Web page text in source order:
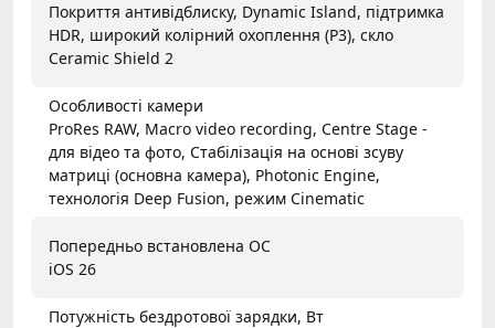
Покриття антивідблиску, Dynamic Island, підтримка
HDR, широкий колірний охоплення (P3), скло
Ceramic Shield 2
Особливості камери
ProRes RAW, Macro video recording, Centre Stage -
для відео та фото, Стабілізація на основі зсуву
матриці (основна камера), Photonic Engine,
технологія Deep Fusion, режим Cinematic
Попередньо встановлена ОС
iOS 26
Потужність бездротової зарядки, Вт